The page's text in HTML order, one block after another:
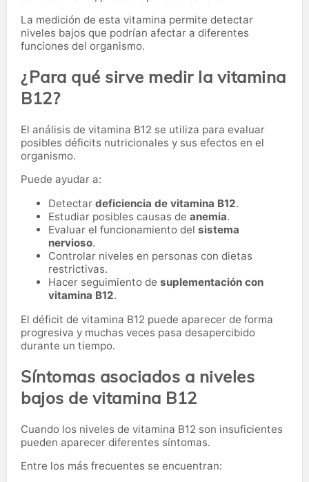
La medición de esta vitamina permite detectar
niveles bajos que podrían afectar a diferentes
funciones del organismo.
¿Para qué sirve medir la vitamina
B12?
El análisis de vitamina B12 se utiliza para evaluar
posibles déficits nutricionales y sus efectos en el
organismo.
Puede ayudar a:
Detectar deficiencia de vitamina B12.
Estudiar posibles causas de anemia.
Evaluar el funcionamiento del sistema
nervioso.
Controlar niveles en personas con dietas
restrictivas.
Hacer seguimiento de suplementación con
vitamina B12.
El déficit de vitamina B12 puede aparecer de forma
progresiva y muchas veces pasa desapercibido
durante un tiempo.
Síntomas asociados a niveles
bajos de vitamina B12
Cuando los niveles de vitamina B12 son insuficientes
pueden aparecer diferentes síntomas.
Entre los más frecuentes se encuentran: